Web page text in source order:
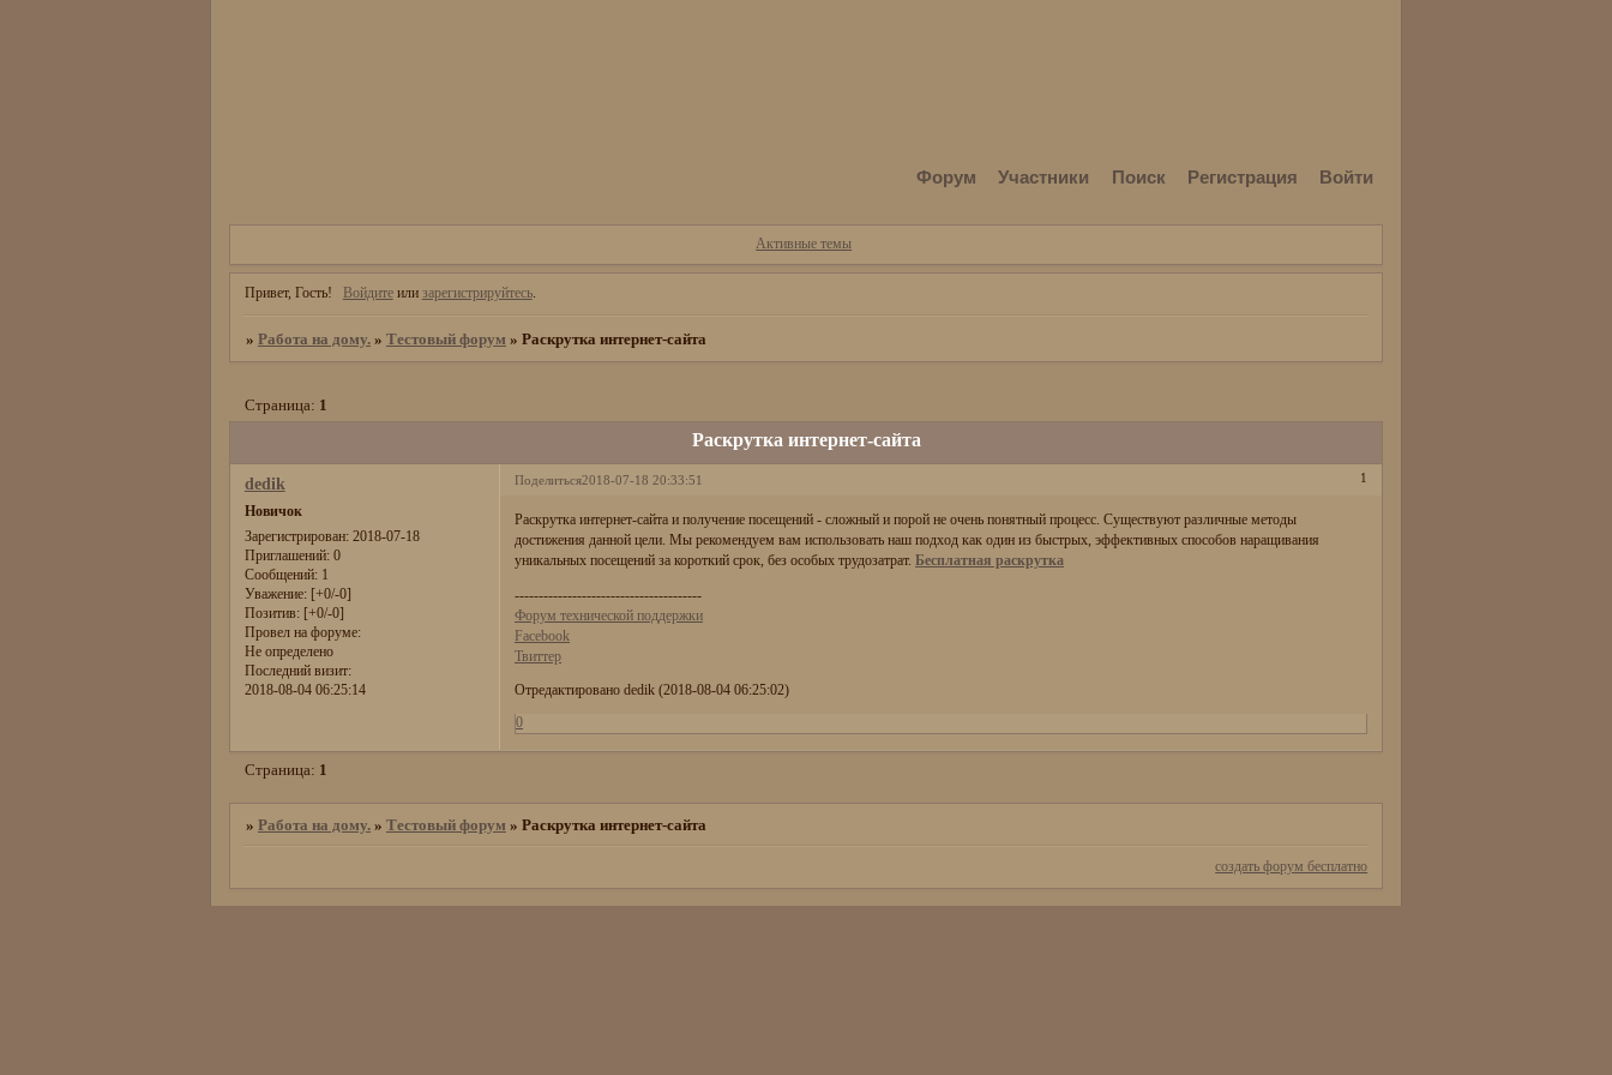
Форум Участники Поиск Регистрация Войти
Активные темы
Привет, Гость! Войдитеили зарегистрируйтесь.
» Работа на дому. » Тестовый форум » Раскрутка интернет-сайта
Раскрутка интернет-сайта
Страница: 1
Поделиться 1
2018-07-18 20:33:51
dedik
Новичок
Зарегистрирован: 2018-07-18
Приглашений:0
Сообщений:1
Уважение: [+0/-0]
Позитив: [+0/-0]
Провел на форуме:
Не определено
Последний визит:
2018-08-04 06:25:14
Раскрутка интернет-сайта и получение посещений - сложный и порой не очень понятный процесс. Существуют различные методы
достижения данной цели. Мы рекомендуем вам использовать наш подход как один из быстрых, эффективных способов наращивания
уникальных посещений за короткий срок, без особых трудозатрат.Бесплатная раскрутка
---------------------------------------
Форум технической поддержки
Facebook
Твиттер
Отредактировано dedik (2018-08-04 06:25:02)
0
Страница: 1
» Работа на дому. » Тестовый форум » Раскрутка интернет-сайта
создать форум бесплатно